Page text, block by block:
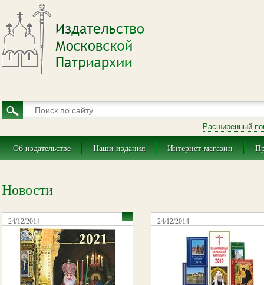
Расширенный
Об издательстве Наши издания Интернет-магазин
Новости
24/12/2014 24/12/2014